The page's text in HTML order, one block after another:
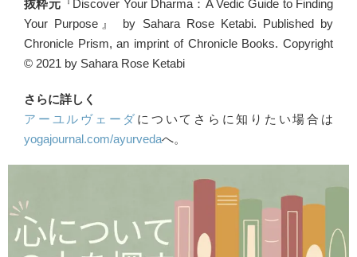
抜粋元 『Discover Your Dharma：A Vedic Guide to Finding
Your Purpose』 by Sahara Rose Ketabi. Published by
Chronicle Prism, an imprint of Chronicle Books. Copyright
© 2021 by Sahara Rose Ketabi
さらに詳しく
アーユルヴェーダ についてさらに知りたい場合は
yogajournal.com/ayurvedaへ。